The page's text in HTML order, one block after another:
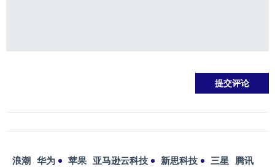
浪潮 华为 苹果 亚马逊云科技 新思科技 三星 腾讯